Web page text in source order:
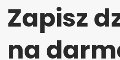
Zapisz
na